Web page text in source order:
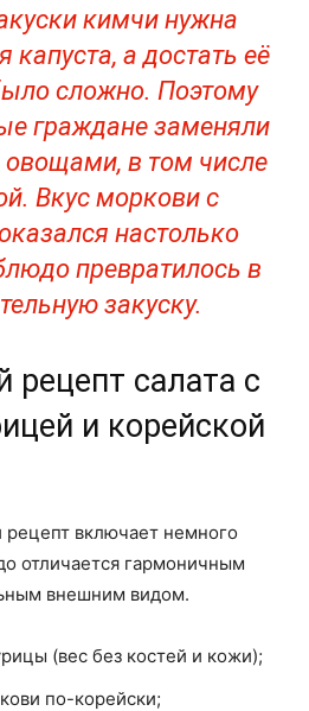
кимчи нужна
капуста, а достать её
сложно. Поэтому
граждане заменяли
в том числе
Вкус моркови с
настолько
превратилось в
закуску.
рецепт салата с
и корейской
рецепт включает немного
отличается гармоничным
внешним видом.
(вес без костей и кожи);
по-корейски;